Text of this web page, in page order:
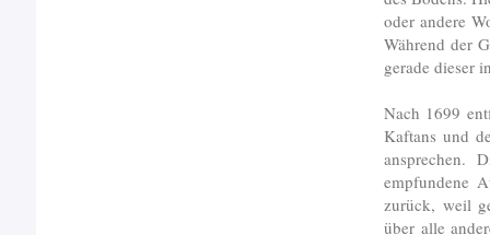
oder andere
Während der
gerade dieser
Nach 1699
Kaftans und
ansprechen.
empfundene
zurück, weil
über alle